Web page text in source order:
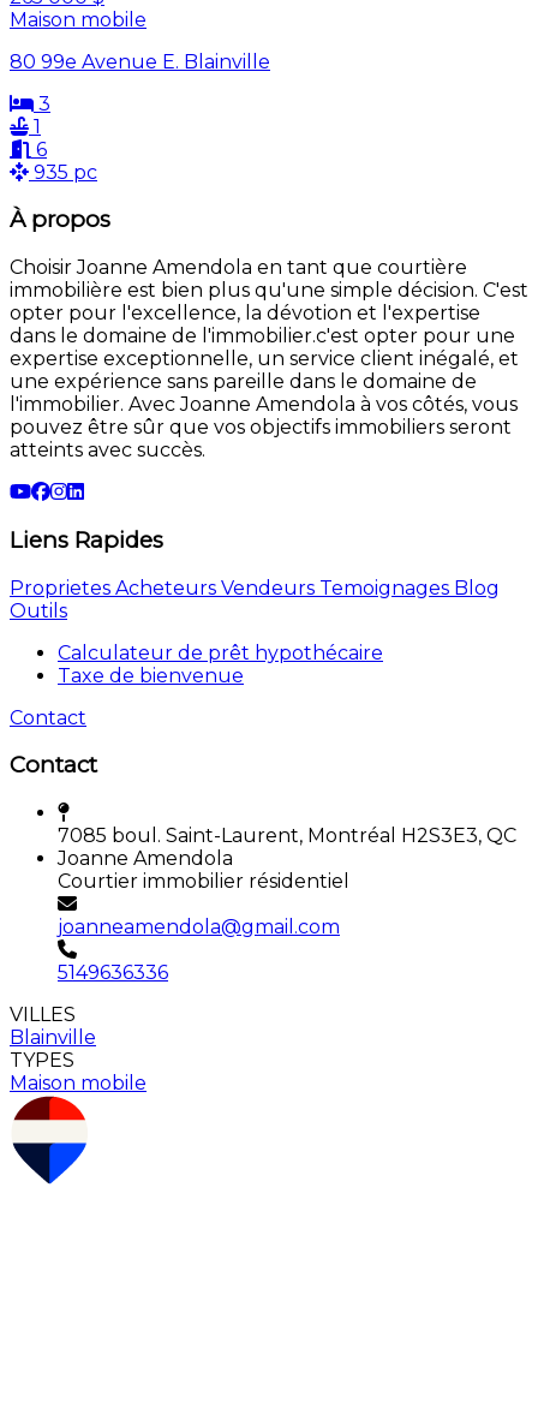
Maison mobile
80 99e Avenue E. Blainville
3
1
6
935 pc
À propos
Choisir Joanne Amendola en tant que courtière
immobilière est bien plus qu'une simple décision. C'est
opter pour l'excellence, la dévotion et l'expertise
dans le domaine de l'immobilier.c'est opter pour une
expertise exceptionnelle, un service client inégalé, et
une expérience sans pareille dans le domaine de
l'immobilier. Avec Joanne Amendola à vos côtés, vous
pouvez être sûr que vos objectifs immobiliers seront
atteints avec succès.
Liens Rapides
Proprietes Acheteurs Vendeurs Temoignages Blog
Outils
Calculateur de prêt hypothécaire
Taxe de bienvenue
Contact
Contact
7085 boul. Saint-Laurent, Montréal H2S3E3, QC
Joanne Amendola
Courtier immobilier résidentiel
joanneamendola@gmail.com
5149636336
VILLES
Blainville
TYPES
Maison mobile